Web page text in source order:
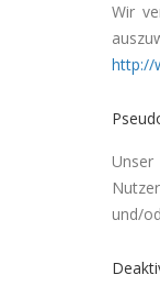
Wir
http://
und/